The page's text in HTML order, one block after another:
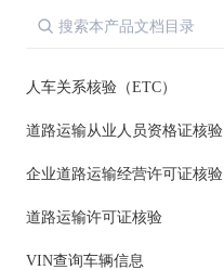
人车关系核验（ETC）
道路运输从业人员资格证核验
企业道路运输经营许可证核验
道路运输许可证核验
VIN查询车辆信息